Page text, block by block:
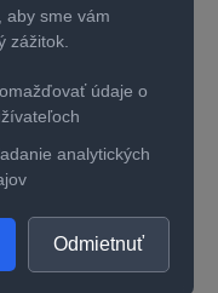
aby sme vám
zážitok.
údaje o
analytických
Odmietnuť